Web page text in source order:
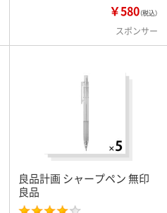
￥580（税込）
スポンサー
良品計画 シャープペン 無印
良品